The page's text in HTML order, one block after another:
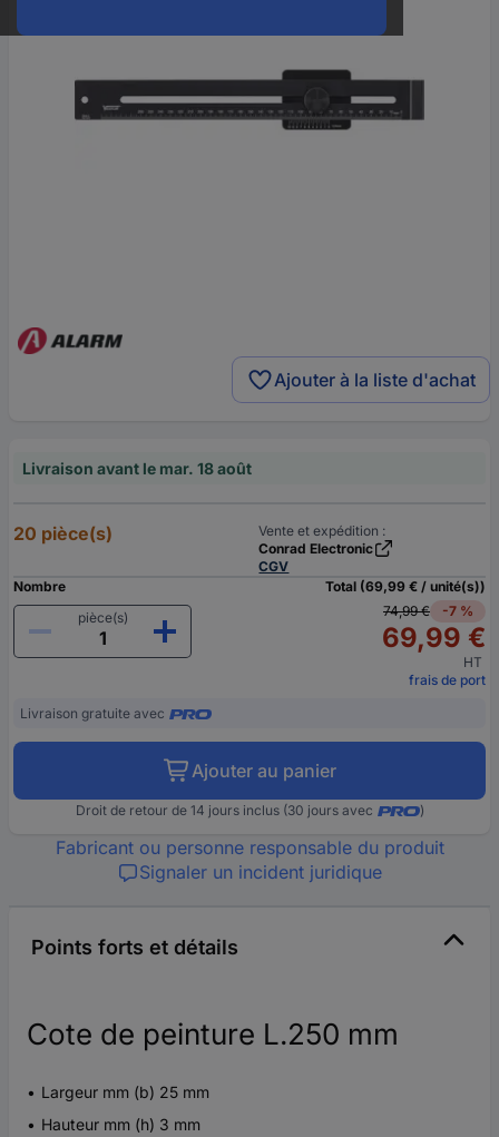
Ajouter à la liste d'achat
Livraison avant le mar. 18 août
20 pièce(s)
Vente et expédition :
Conrad Electronic
CGV
Nombre
pièce(s)
Total (69,99 € / unité(s))
74,99 €
-7 %
69,99 €
HT
frais de port
Livraison gratuite avec
Ajouter au panier
Droit de retour de 14 jours inclus (30 jours avec )
Fabricant ou personne responsable du produit
Signaler un incident juridique
Points forts et détails
Cote de peinture L.250 mm
Largeur mm (b) 25 mm
Hauteur mm (h) 3 mm